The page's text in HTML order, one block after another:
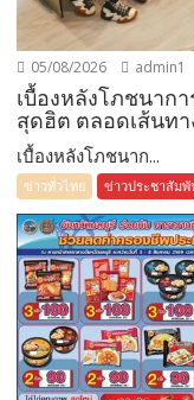
05/08/2026 admin1
เบื้องหลังโภชนาก
สุดฮิต ตลอดเส้นทา
เบื้องหลังโภชนาก...
ข่าวทั่วไทย ข่าวประชาสัม